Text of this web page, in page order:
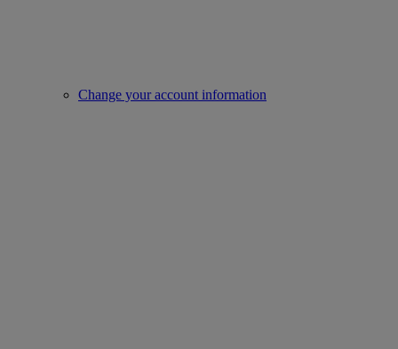
Change your account information